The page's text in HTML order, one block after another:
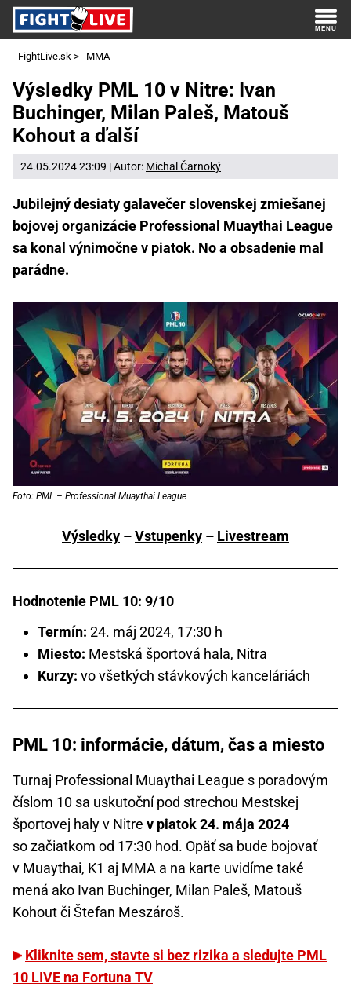
FightLive.sk > MMA
Výsledky PML 10 v Nitre: Ivan
Buchinger, Milan Paleš, Matouš
Kohout a ďalší
24.05.2024 23:09 | Autor: Michal Čarnoký
Jubilejný desiaty galavečer slovenskej zmiešanej
bojovej organizácie Professional Muaythai League
sa konal výnimočne v piatok. No a obsadenie mal
parádne.
Foto: PML – Professional Muaythai League
Výsledky –Vstupenky – Livestream
Hodnotenie PML 10: 9/10
Termín: 24. máj 2024, 17:30 h
Miesto: Mestská športová hala, Nitra
Kurzy: vo všetkých stávkových kanceláriách
PML 10: informácie, dátum, čas a miesto
Turnaj Professional Muaythai League s poradovým
číslom 10 sa uskutoční pod strechou Mestskej
športovej haly v Nitre v piatok 24. mája 2024
so začiatkom od 17:30 hod. Opäť sa bude bojovať
v Muaythai, K1 aj MMA a na karte uvidíme také
mená ako Ivan Buchinger, Milan Paleš, Matouš
Kohout či Štefan Meszároš.
Kliknite sem, stavte si bez rizika a sledujte PML
10 LIVE na Fortuna TV